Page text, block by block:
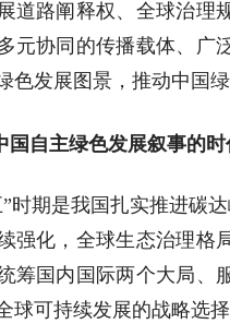
道路阐释权、全球治理
元协同的传播载体、广
色发展图景，推动中国
国自主绿色发展叙事的
”时期是我国扎实推进碳
强化，全球生态治理格
筹国内国际两个大局、
球可持续发展的战略选择